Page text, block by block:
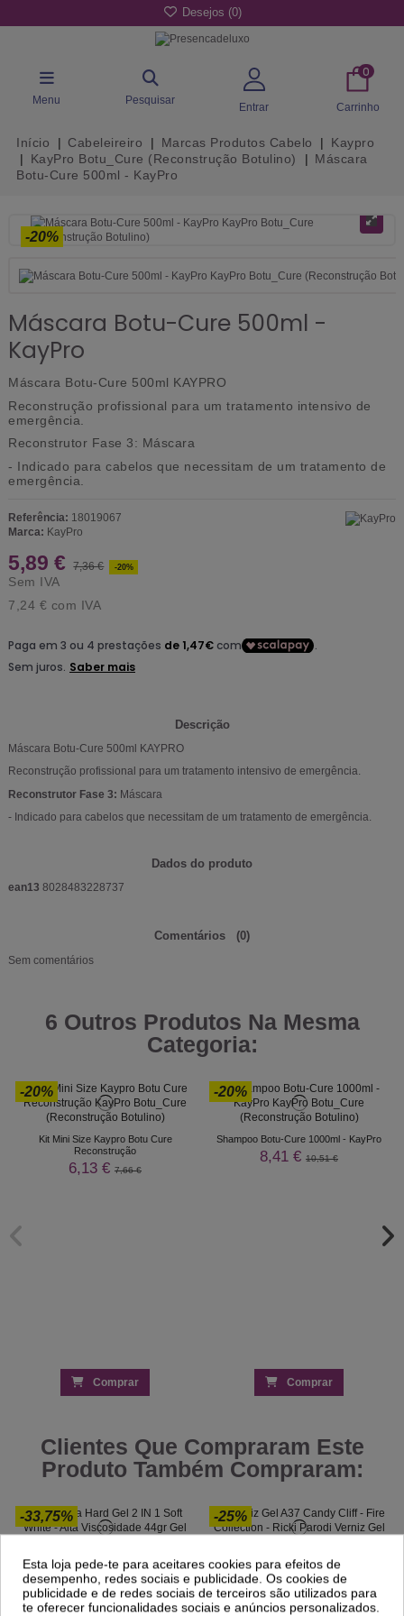
Desejos (0)
Menu Pesquisar
Entrar
0
Carrinho
Início Cabeleireiro Marcas Produtos Cabelo
Kaypro
KayPro Botu_Cure (Reconstrução Botulino)
Máscara
Botu-Cure 500ml - KayPro
-20%
Máscara Botu-Cure 500ml -
KayPro
Máscara Botu-Cure 500ml KAYPRO
Reconstrução profissional para um tratamento intensivo de
emergência.
Reconstrutor Fase 3: Máscara
- Indicado para cabelos que necessitam de um tratamento de
emergência.
Referência: 18019067
Marca: KayPro
5,89 € 7,36 € -20%
Sem IVA
7,24 € com IVA
Descrição
Máscara Botu-Cure 500ml KAYPRO
Reconstrução profissional para um tratamento intensivo de emergência.
Reconstrutor Fase 3: Máscara
- Indicado para cabelos que necessitam de um tratamento de emergência.
Dados do produto
ean13 8028483228737
Comentários (0)
Sem comentários
6 Outros Produtos Na Mesma
Categoria:
-20%
Kit Mini Size Kaypro Botu Cure
Reconstrução
6,13 € 7,66 €
Comprar
-20%
Shampoo Botu-Cure 1000ml - KayPro
8,41 € 10,51 €
Comprar
Clientes Que Compraram Este
Produto Também Compraram:
-33,75%
Andreia Hard Gel 2 IN 1 Soft White - Alta
Viscosidade 44gr
14,65 € 22,11 €
-25%
Verniz Gel A37 Candy Cliff - Fire
Collection - Ricki Parodi
3,36 € 4,47 €
Esta loja pede-te para aceitares cookies para efeitos de
desempenho, redes sociais e publicidade. Os cookies de
publicidade e de redes sociais de terceiros são utilizados para
te oferecer funcionalidades sociais e anúncios personalizados.